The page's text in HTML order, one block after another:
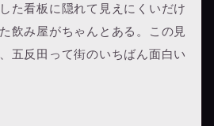
た看板に隠れて見えにくいだけ
飲み屋がちゃんとある。この見
五反田って街のいちばん面白い